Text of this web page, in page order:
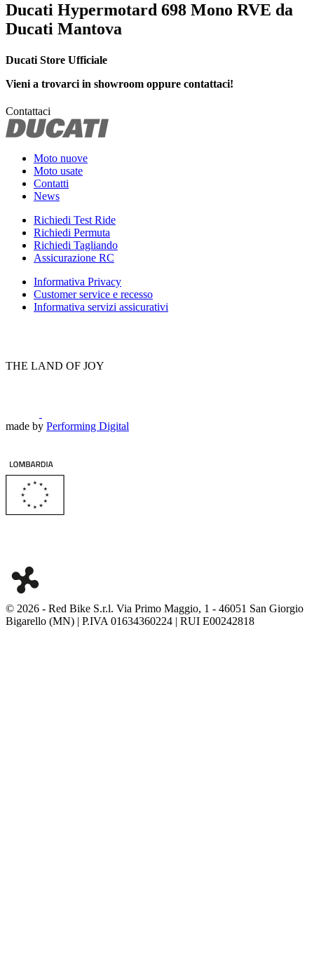
Ducati Hypermotard 698 Mono RVE da
Ducati Mantova
Ducati Store Ufficiale
Vieni a trovarci in showroom oppure contattaci!
Contattaci
Moto nuove
Moto usate
Contatti
News
Richiedi Test Ride
Richiedi Permuta
Richiedi Tagliando
Assicurazione RC
Informativa Privacy
Customer service e recesso
Informativa servizi assicurativi
THE LAND OF JOY
made by Performing Digital
© 2026 - Red Bike S.r.l. Via Primo Maggio, 1 - 46051 San Giorgio
Bigarello (MN) | P.IVA 01634360224 | RUI E00242818